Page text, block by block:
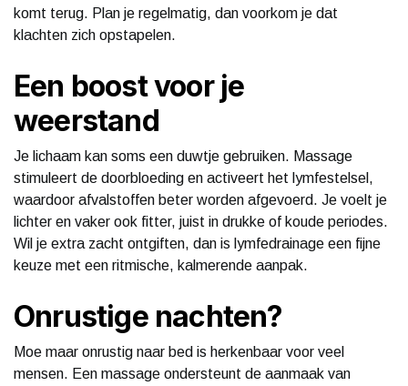
komt terug. Plan je regelmatig, dan voorkom je dat
klachten zich opstapelen.
Een boost voor je
weerstand
Je lichaam kan soms een duwtje gebruiken. Massage
stimuleert de doorbloeding en activeert het lymfestelsel,
waardoor afvalstoffen beter worden afgevoerd. Je voelt je
lichter en vaker ook fitter, juist in drukke of koude periodes.
Wil je extra zacht ontgiften, dan is lymfedrainage een fijne
keuze met een ritmische, kalmerende aanpak.
Onrustige nachten?
Moe maar onrustig naar bed is herkenbaar voor veel
mensen. Een massage ondersteunt de aanmaak van